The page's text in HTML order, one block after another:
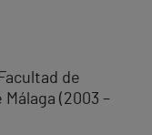
de
(2003 –